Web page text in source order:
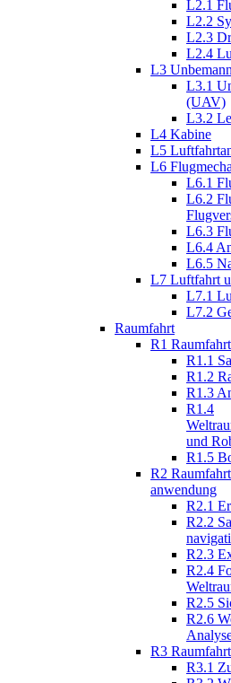
L2.1
L2.2
L2.3
L2.4
L3
L3.1
(UAV)
L3.2
L4 Kabine
L5
L6
L6.1
L6.2
L6.3
L6.4
L6.5
L7 Luftfahrt
L7.1
L7.2
Raumfahrt
R1
R1.1
R1.2
R1.3
R1.4
und
R1.5
R2
anwendung
R2.1
R2.2
R2.3
R2.4
R2.5
R2.6
R3
R3.1